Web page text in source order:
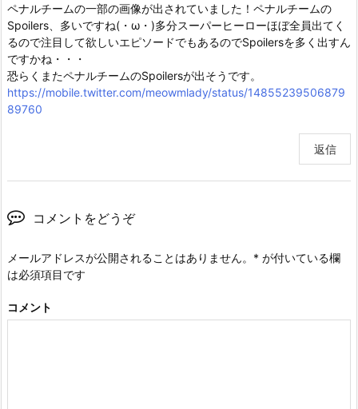
ペナルチームの一部の画像が出されていました！ペナルチームの
Spoilers、多いですね(・ω・)多分スーパーヒーローほぼ全員出てく
るので注目して欲しいエピソードでもあるのでSpoilersを多く出すん
ですかね・・・
恐らくまたペナルチームのSpoilersが出そうです。
https://mobile.twitter.com/meowmlady/status/14855239506879
89760
返信
コメントをどうぞ
メールアドレスが公開されることはありません。 * が付いている欄
は必須項目です
コメント